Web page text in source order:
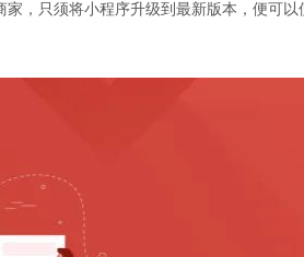
，只须将小程序升级到最新版本，便可以